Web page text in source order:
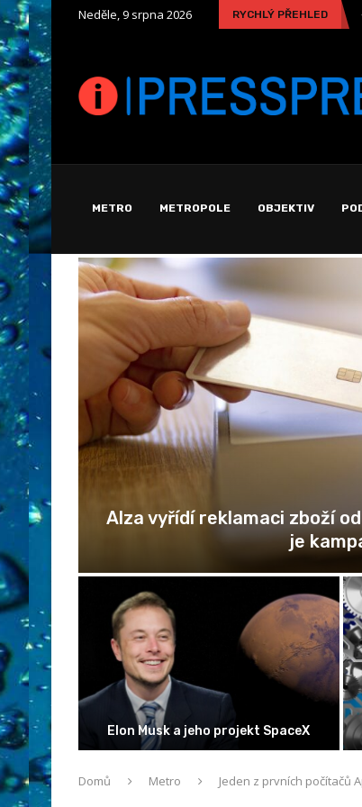
Neděle, 9 srpna 2026 RYCHLÝ PŘEHLED
Tanec: Řeč Beze Slov a Proměny Tělesného Umění
METRO METROPOLE OBJEKTIV
parametru webových stránek
– BigMac vs.
Whooper
Užitečné aplikace v
každého uživatele
Domů Metro
Jeden z prvních počítačů